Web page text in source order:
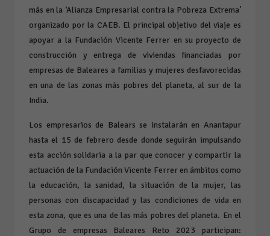
más en la ‘Alianza Empresarial contra la Pobreza Extrema’
organizado por la CAEB. El principal objetivo del viaje es
apoyar a la Fundación Vicente Ferrer en su proyecto de
construcción y entrega de viviendas financiadas por
empresas de Baleares a familias y mujeres desfavorecidas
en una de las zonas más pobres del planeta, al sur de la
India.
Los empresarios de Balears se instalarán en Anantapur
hasta el 15 de febrero desde donde seguirán impulsando
esta acción solidaria a la par que conocer y compartir la
actuación de la Fundación Vicente Ferrer en ámbitos como
la educación, la sanidad, la situación de la mujer, las
personas con discapacidad y las condiciones de vida en
esta zona, que es una de las más pobres del planeta. En el
Grupo de empresas Baleares Reto 2023 participan: